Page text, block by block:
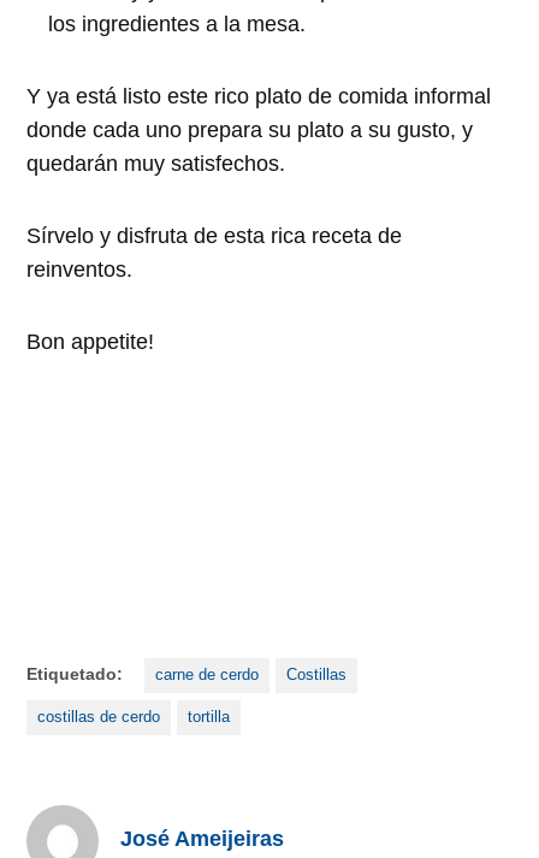
los ingredientes a la mesa.
Y ya está listo este rico plato de comida informal
donde cada uno prepara su plato a su gusto, y
quedarán muy satisfechos.
Sírvelo y disfruta de esta rica receta de
reinventos.
Bon appetite!
Etiquetado: carne de cerdo Costillas
costillas de cerdo tortilla
José Ameijeiras